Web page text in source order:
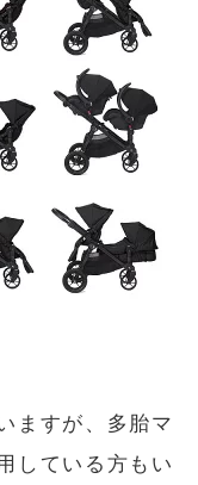
ますが、多胎マ
している方もい